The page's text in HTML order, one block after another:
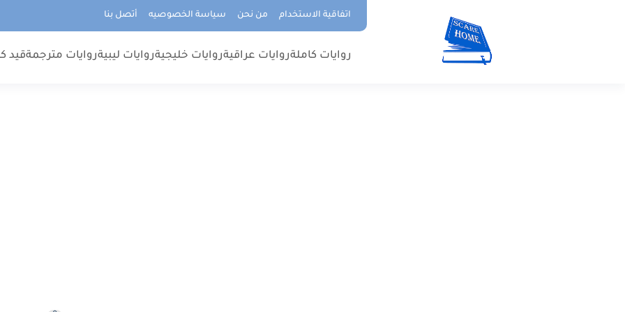
اتفاقية الاستخدام من نحن سياسة الخصوصيه أتصل بنا
روايات كاملةروايات عراقيةروايات خليجيةروايات ليبيةروايات مترجمةقيد